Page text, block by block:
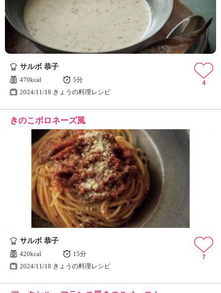
サルボ 恭子
470kcal
5分
2024/11/18 きょうの料理レシピ
4
きのこボロネーズ風
サルボ 恭子
420kcal
15分
2024/11/18 きょうの料理レシピ
7